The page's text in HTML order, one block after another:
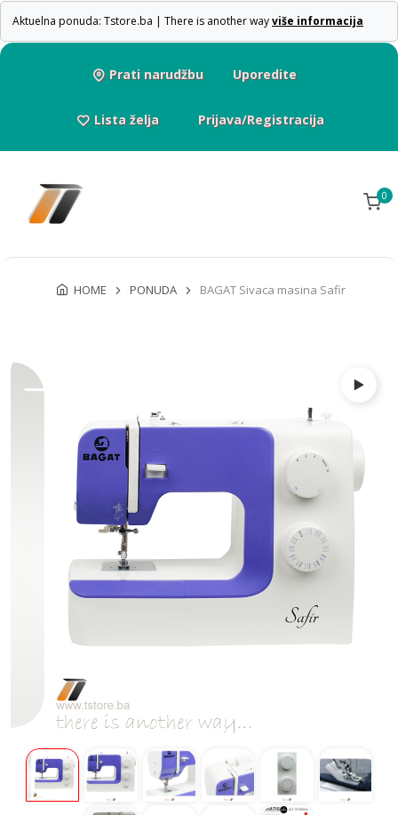
Aktuelna ponuda: Tstore.ba | There is another wayviše informacija
Prati narudžbu Uporedite
Lista želja Prijava/Registracija
0
HOME PONUDA BAGAT Sivaca masina Safir